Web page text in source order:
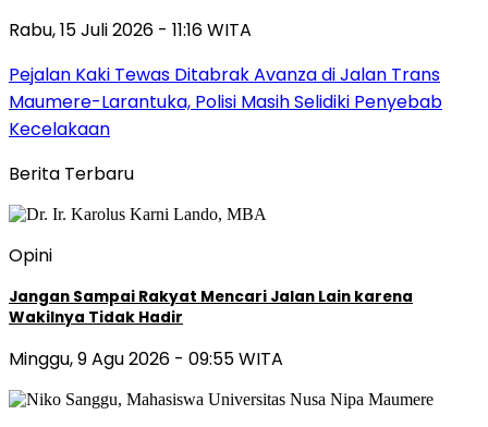
Rabu, 15 Juli 2026 - 11:16 WITA
Pejalan Kaki Tewas Ditabrak Avanza di Jalan Trans
Maumere-Larantuka, Polisi Masih Selidiki Penyebab
Kecelakaan
Berita Terbaru
Opini
Jangan Sampai Rakyat Mencari Jalan Lain karena
Wakilnya Tidak Hadir
Minggu, 9 Agu 2026 - 09:55 WITA